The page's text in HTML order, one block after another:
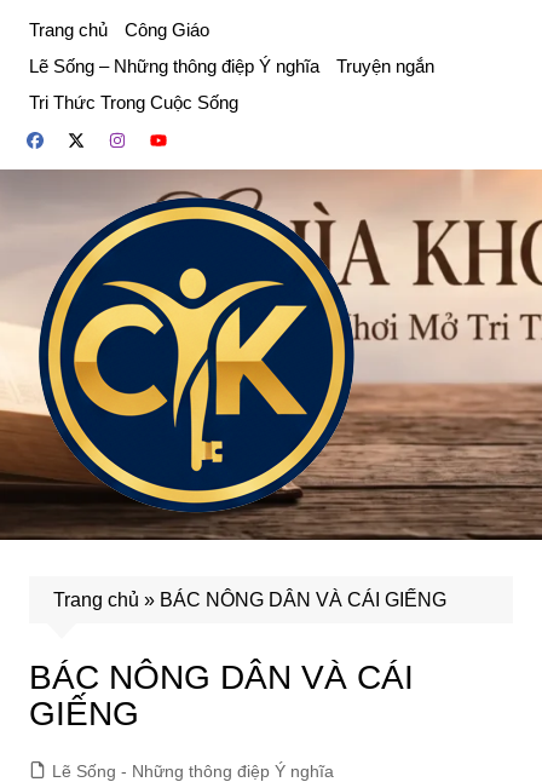
phần
dung
Trang chủ
Công Giáo
Lẽ Sống – Những thông điệp Ý nghĩa
Truyện ngắn
Tri Thức Trong Cuộc Sống
Trang chủ » BÁC NÔNG DÂN VÀ CÁI GIẾNG
BÁC NÔNG DÂN VÀ CÁI
GIẾNG
Lẽ Sống - Những thông điệp Ý nghĩa